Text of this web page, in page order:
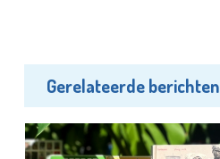
Gerelateerde berichten